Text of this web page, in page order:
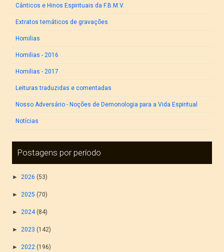
Cânticos e Hinos Espirituais da F.B.M.V.
Extratos temáticos de gravações
Homilias
Homilias - 2016
Homilias - 2017
Leituras traduzidas e comentadas
Nosso Adversário - Noções de Demonologia para a Vida Espiritual
Notícias
Postagens por período
► 2026 (53)
► 2025 (70)
► 2024 (84)
► 2023 (142)
► 2022 (196)